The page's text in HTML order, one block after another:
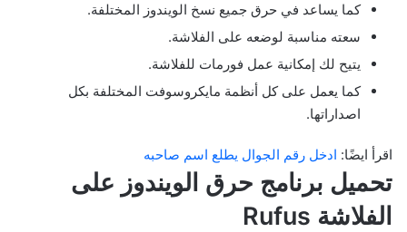
كما يساعد في حرق جميع نسخ الويندوز المختلفة.
سعته مناسبة لوضعه على الفلاشة.
يتيح لك إمكانية عمل فورمات للفلاشة.
كما يعمل على كل أنظمة مايكروسوفت المختلفة بكل
اصداراتها.
اقرأ ايضًا: ادخل رقم الجوال يطلع اسم صاحبه
تحميل برنامج حرق الويندوز على
الفلاشة Rufus